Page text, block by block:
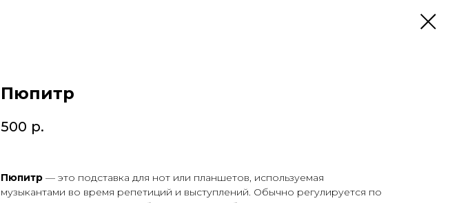
Пюпитр
500 р.
Пюпитр — это подставка для нот или планшетов, используемая
музыкантами во время репетиций и выступлений. Обычно регулируется по